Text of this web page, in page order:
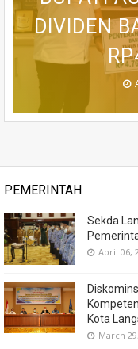
31
DIVIDEN
BETON DI
PEMERINTAH
Sekda
April 06,
Kota
March